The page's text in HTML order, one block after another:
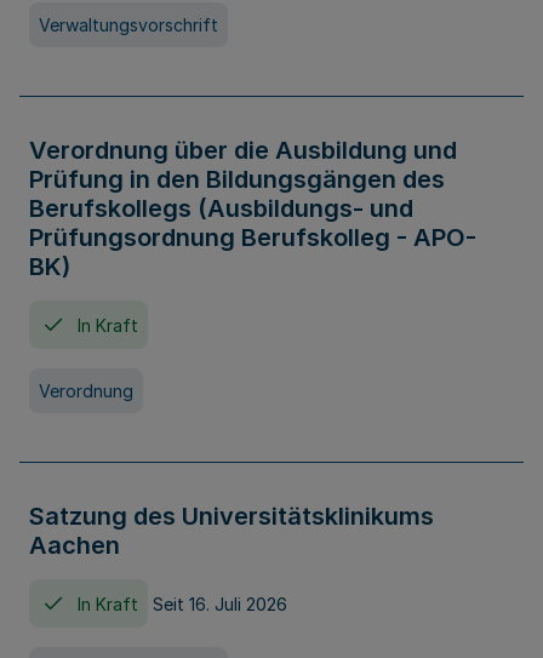
Verwaltungsvorschrift
Verordnung über die Ausbildung und
Prüfung in den Bildungsgängen des
Berufskollegs (Ausbildungs- und
Prüfungsordnung Berufskolleg - APO-
BK)
In Kraft
Verordnung
Satzung des Universitätsklinikums
Aachen
In Kraft Seit 16. Juli 2026